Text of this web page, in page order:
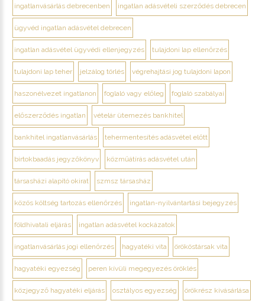
ingatlanvásárlás debrecenben ingatlan adásvételi szerződés debrecen
ügyvéd ingatlan adásvétel debrecen
ingatlan adásvétel ügyvédi ellenjegyzés tulajdoni lap ellenőrzés
tulajdoni lap teher jelzálog törlés végrehajtási jog tulajdoni lapon
haszonélvezet ingatlanon foglaló vagy előleg foglaló szabályai
előszerződés ingatlan vételár ütemezés bankhitel
bankhitel ingatlanvásárlás tehermentesítés adásvétel előtt
birtokbaadás jegyzőkönyv közműátírás adásvétel után
társasházi alapító okirat szmsz társasház
közös költség tartozás ellenőrzés ingatlan-nyilvántartási bejegyzés
földhivatali eljárás ingatlan adásvétel kockázatok
ingatlanvásárlás jogi ellenőrzés hagyatéki vita örököstársak vita
hagyatéki egyezség peren kívüli megegyezés öröklés
közjegyző hagyatéki eljárás osztályos egyezség örökrész kivásárlása